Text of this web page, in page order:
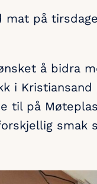
mat på
å bidra
i
til på